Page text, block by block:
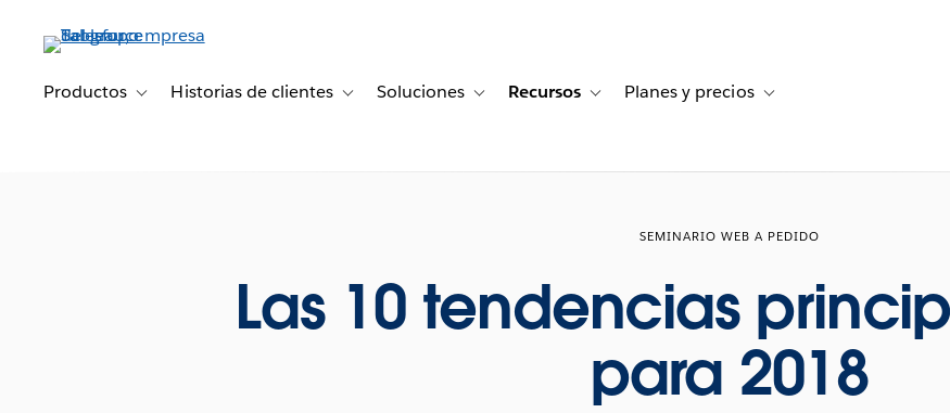
principalProductos Toggle sub-navigation for Productos
Historias de clientes Toggle sub-navigation for Historias de clientes
Soluciones Toggle sub-navigation for Soluciones
Recursos Toggle sub-navigation for Recursos
Planes y precios Toggle sub-navigation for
SEMINARIO WEB A PEDIDO
Las 10 tendencias
para 2018